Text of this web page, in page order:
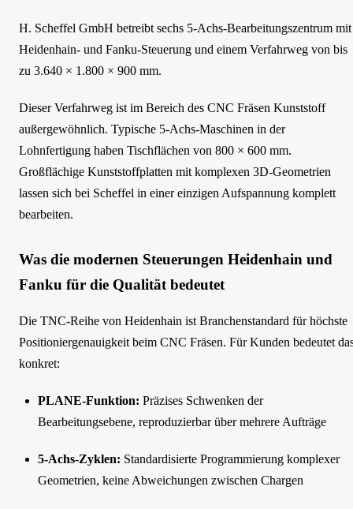
H. Scheffel GmbH betreibt sechs 5-Achs-Bearbeitungszentrum mit
Heidenhain- und Fanku-Steuerung und einem Verfahrweg von bis
zu 3.640 × 1.800 × 900 mm.
Dieser Verfahrweg ist im Bereich des CNC Fräsen Kunststoff
außergewöhnlich. Typische 5-Achs-Maschinen in der
Lohnfertigung haben Tischflächen von 800 × 600 mm.
Großflächige Kunststoffplatten mit komplexen 3D-Geometrien
lassen sich bei Scheffel in einer einzigen Aufspannung komplett
bearbeiten.
Was die modernen Steuerungen Heidenhain und
Fanku für die Qualität bedeutet
Die TNC-Reihe von Heidenhain ist Branchenstandard für höchste
Positioniergenauigkeit beim CNC Fräsen. Für Kunden bedeutet
konkret:
PLANE-Funktion: Präzises Schwenken der
Bearbeitungsebene, reproduzierbar über mehrere Aufträge
5-Achs-Zyklen: Standardisierte Programmierung komplexer
Geometrien, keine Abweichungen zwischen Chargen